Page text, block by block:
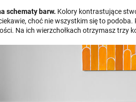
schematy barw. Kolory kontrastujące
choć nie wszystkim się to
Na ich wierzchołkach otrzymasz trzy